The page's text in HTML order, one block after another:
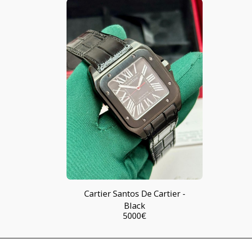
Cartier Santos De Cartier -
Black
5000€